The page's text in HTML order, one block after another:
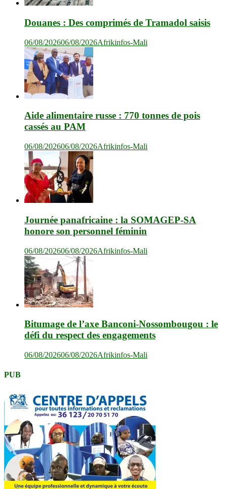
Douanes : Des comprimés de Tramadol saisis
06/08/202606/08/2026Afrikinfos-Mali
Aide alimentaire russe : 770 tonnes de pois
cassés au PAM
06/08/202606/08/2026Afrikinfos-Mali
Journée panafricaine : la SOMAGEP-SA
honore son personnel féminin
06/08/202606/08/2026Afrikinfos-Mali
Bitumage de l’axe Banconi-Nossombougou : le
défi du respect des engagements
06/08/202606/08/2026Afrikinfos-Mali
PUB